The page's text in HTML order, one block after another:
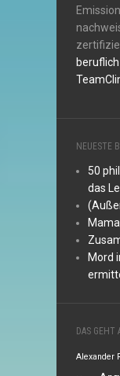
NEUESTE
50
das
Mord
DAS GEHT
Alexander